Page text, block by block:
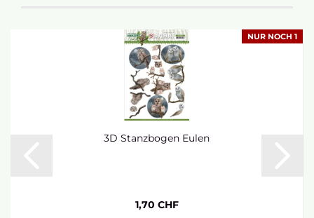
NUR NOCH 1
3D Stanzbogen Eulen
1,70 CHF